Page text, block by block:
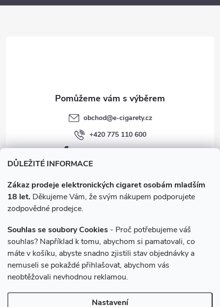
DŮLEŽITÉ INFORMACE
Zákaz prodeje elektronických cigaret osobám mladším
18 let. Děkujeme Vám, že svým nákupem podporujete
zodpovědné prodejce.
Souhlas se soubory Cookies - Proč potřebujeme váš
souhlas? Například k tomu, abychom si pamatovali, co
máte v košíku, abyste snadno zjistili stav objednávky a
nemuseli se pokaždé přihlašovat, abychom vás
neobtěžovali nevhodnou reklamou.
Nastavení
a
obchod@e-cigarety.cz
+420 775 110 600
facebook.com/e-cigarety.cz
Instagram
e-cigarety.cz. Všechna práva vyhrazena.